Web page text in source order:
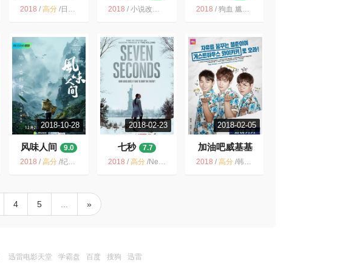
ザ・フランキス
2018 / 高分/日本 动画 日漫 科幻 机战 二次元 青春 剧情
2018 /小说改编 古装 斗破 玄幻 武侠 奇幻 辣眼睛 2018
2018 /狗血 尴尬 爱情 电视剧 职场 都市 湖南卫视 2018
2018-10-28
风味人间
9.0
2018 / 高分/纪录片 美食 饮食 文化 舌尖1的感觉又回来了 中国大陆 纪实 2018
2018-02-23
七秒
7.7
2018 /高分 /Netflix 美剧 犯罪 悬疑 美国 2018 种族 剧情
2018-02-05
加油吧威基基
8.6
2018 /高分 /韩国 / 剧情 喜剧
4 5 »
迅雷电影天堂 学霸盘 百度 搜狗 迅雷